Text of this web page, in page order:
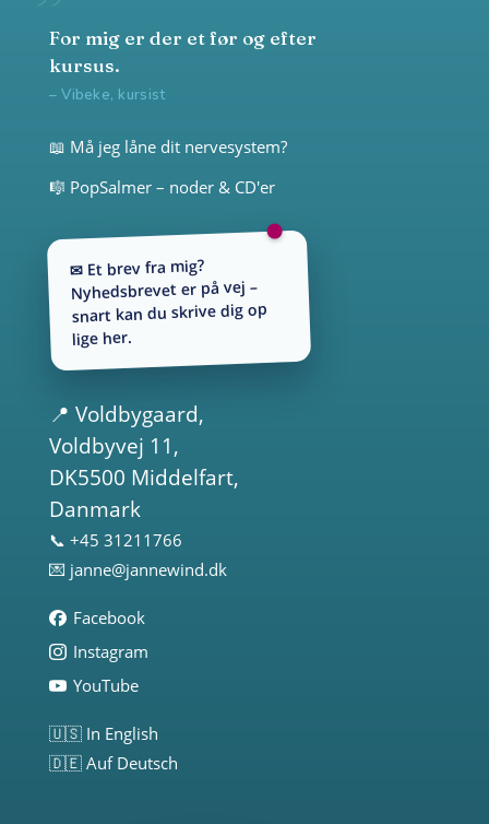
For mig er der et før og efter
kursus.
– Vibeke, kursist
📖 Må jeg låne dit nervesystem?
🎼 PopSalmer – noder & CD'er
✉ Et brev fra mig?
Nyhedsbrevet er på vej –
snart kan du skrive dig op
lige her.
📍 Voldbygaard,
Voldbyvej 11,
DK5500 Middelfart,
Danmark
📞 +45 31211766
💌 janne@jannewind.dk
Facebook
Instagram
YouTube
🇺🇸 In English
🇩🇪 Auf Deutsch